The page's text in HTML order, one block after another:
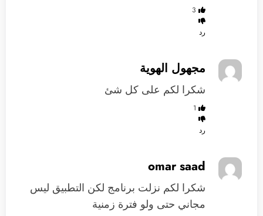
3
رد
مجهول الهوية
شكرا لكم على كل شئ
1
رد
omar saad
شكرا لكم نزلت برنامج لكن التطبيق ليس
مجاني حتى ولو فترة زمنية